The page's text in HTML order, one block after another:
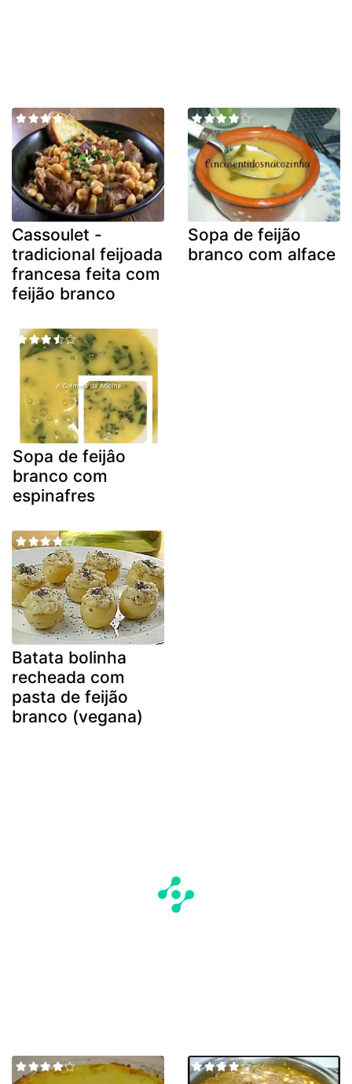
Cassoulet -
tradicional feijoada
francesa feita com
feijão branco
Sopa de feijão
branco com alface
Sopa de feijâo
branco com
espinafres
Batata bolinha
recheada com
pasta de feijão
branco (vegana)